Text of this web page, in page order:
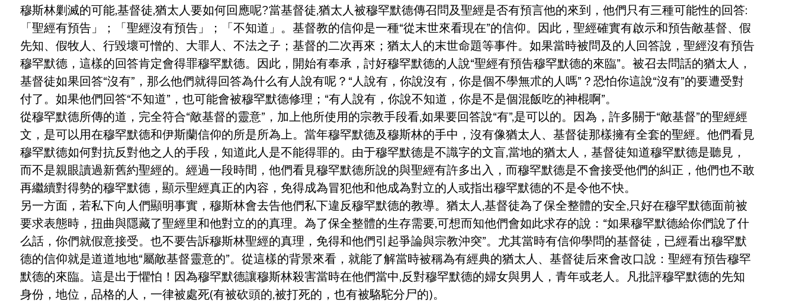
穆斯林剿滅的可能,基督徒,猶太人要如何回應呢?當基督徒,猶太人被穆罕默德傳召問及聖經是否有預言他的來到，他們只有三種可能性的回答:
「聖經有預告」；「聖經沒有預告」；「不知道」。基督教的信仰是一種“從末世來看現在”的信仰。因此，聖經確實有啟示和預告敵基督、假
先知、假牧人、行毀壞可憎的、大罪人、不法之子；基督的二次再來；猶太人的末世命題等事件。如果當時被問及的人回答說，聖經沒有預告
穆罕默德，這樣的回答肯定會得罪穆罕默德。因此，開始有奉承，討好穆罕默德的人說“聖經有預告穆罕默德的來臨”。被召去問話的猶太人，
基督徒如果回答“沒有”，那么他們就得回答為什么有人說有呢？“人說有，你說沒有，你是個不學無朮的人嗎”？恐怕你這說“沒有”的要遭受對
付了。如果他們回答“不知道”，也可能會被穆罕默德修理；“有人說有，你說不知道，你是不是個混飯吃的神棍啊”。
從穆罕默德所傳的道，完全符合“敵基督的靈意”，加上他所使用的宗教手段看,如果要回答說“有”,是可以的。因為，許多關于“敵基督”的聖經經
文，是可以用在穆罕默德和伊斯蘭信仰的所是所為上。當年穆罕默德及穆斯林的手中，沒有像猶太人、基督徒那樣擁有全套的聖經。他們看見
穆罕默德如何對抗反對他之人的手段，知道此人是不能得罪的。由于穆罕默德是不識字的文盲,當地的猶太人，基督徒知道穆罕默德是聽見，
而不是親眼讀過新舊約聖經的。經過一段時間，他們看見穆罕默德所說的與聖經有許多出入，而穆罕默德是不會接受他們的糾正，他們也不敢
再繼續對得勢的穆罕默德，顯示聖經真正的內容，免得成為冒犯他和他成為對立的人或指出穆罕默德的不是令他不快。
另一方面，若私下向人們顯明事實，穆斯林會去告他們私下違反穆罕默德的教導。猶太人,基督徒為了保全整體的安全,只好在穆罕默德面前被
要求表態時，扭曲與隱藏了聖經里和他對立的的真理。為了保全整體的生存需要,可想而知他們會如此求存的說：“如果穆罕默德給你們說了什
么話，你們就假意接受。也不要告訴穆斯林聖經的真理，免得和他們引起爭論與宗教沖突”。尤其當時有信仰學問的基督徒，已經看出穆罕默
德的信仰就是道道地地“屬敵基督靈意的”。從這樣的背景來看，就能了解當時被稱為有經典的猶太人、基督徒后來會改口說：聖經有預告穆罕
默德的來臨。這是出于懼怕！因為穆罕默德讓穆斯林殺害當時在他們當中,反對穆罕默德的婦女與男人，青年或老人。凡批評穆罕默德的先知
身份，地位，品格的人，一律被處死(有被砍頭的,被打死的，也有被駱駝分尸的)。